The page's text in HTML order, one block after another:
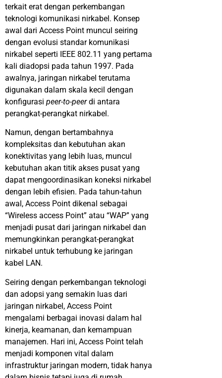
terkait erat dengan perkembangan
teknologi komunikasi nirkabel. Konsep
awal dari Access Point muncul seiring
dengan evolusi standar komunikasi
nirkabel seperti IEEE 802.11 yang pertama
kali diadopsi pada tahun 1997. Pada
awalnya, jaringan nirkabel terutama
digunakan dalam skala kecil dengan
konfigurasi peer-to-peerdi antara
perangkat-perangkat nirkabel.
Namun, dengan bertambahnya
kompleksitas dan kebutuhan akan
konektivitas yang lebih luas, muncul
kebutuhan akan titik akses pusat yang
dapat mengoordinasikan koneksi nirkabel
dengan lebih efisien. Pada tahun-tahun
awal, Access Point dikenal sebagai
“Wireless access Point” atau “WAP” yang
menjadi pusat dari jaringan nirkabel dan
memungkinkan perangkat-perangkat
nirkabel untuk terhubung ke jaringan
kabel LAN.
Seiring dengan perkembangan teknologi
dan adopsi yang semakin luas dari
jaringan nirkabel, Access Point
mengalami berbagai inovasi dalam hal
kinerja, keamanan, dan kemampuan
manajemen. Hari ini, Access Point telah
menjadi komponen vital dalam
infrastruktur jaringan modern, tidak hanya